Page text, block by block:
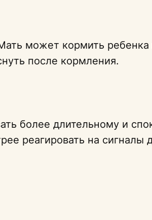
может кормить ребенка
после кормления.
более длительному и
реагировать на сигналы